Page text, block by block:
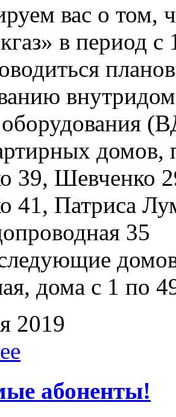
вас о том,
в период с
39, Шевченко
41, Патриса
35
дома с 1 по
2019
абоненты!